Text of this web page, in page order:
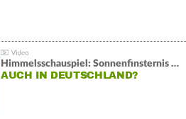
Himmelsschauspiel: Sonnenfinsternis über Spanien
AUCH IN DEUTSCHLAND?